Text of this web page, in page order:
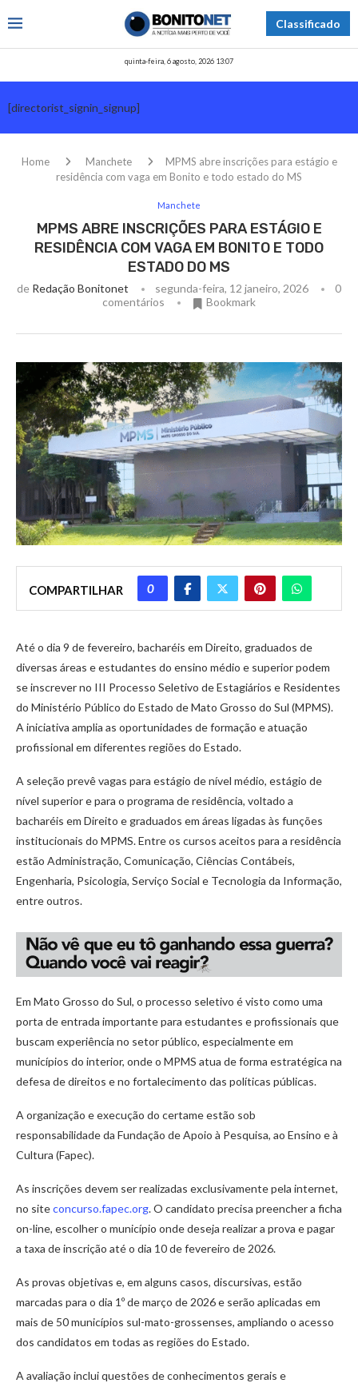
Classificado
quinta-feira, 6 agosto, 2026 13:07
[directorist_signin_signup]
Home Manchete
MPMS abre inscrições para estágio e
residência com vaga em Bonito e todo estado do MS
Manchete
MPMS ABRE INSCRIÇÕES PARA ESTÁGIO E
RESIDÊNCIA COM VAGA EM BONITO E TODO
ESTADO DO MS
de Redação Bonitonet segunda-feira, 12 janeiro, 2026
0
comentários
Bookmark
COMPARTILHAR 0
Até o dia 9 de fevereiro, bacharéis em Direito, graduados de
diversas áreas e estudantes do ensino médio e superior podem
se inscrever no III Processo Seletivo de Estagiários e Residentes
do Ministério Público do Estado de Mato Grosso do Sul (MPMS).
A iniciativa amplia as oportunidades de formação e atuação
profissional em diferentes regiões do Estado.
A seleção prevê vagas para estágio de nível médio, estágio de
nível superior e para o programa de residência, voltado a
bacharéis em Direito e graduados em áreas ligadas às funções
institucionais do MPMS. Entre os cursos aceitos para a residência
estão Administração, Comunicação, Ciências Contábeis,
Engenharia, Psicologia, Serviço Social e Tecnologia da Informação,
entre outros.
Em Mato Grosso do Sul, o processo seletivo é visto como uma
porta de entrada importante para estudantes e profissionais que
buscam experiência no setor público, especialmente em
municípios do interior, onde o MPMS atua de forma estratégica na
defesa de direitos e no fortalecimento das políticas públicas.
A organização e execução do certame estão sob
responsabilidade da Fundação de Apoio à Pesquisa, ao Ensino e à
Cultura (Fapec).
As inscrições devem ser realizadas exclusivamente pela internet,
no siteconcurso.fapec.org. O candidato precisa preencher a ficha
on-line, escolher o município onde deseja realizar a prova e pagar
a taxa de inscrição até o dia 10 de fevereiro de 2026.
As provas objetivas e, em alguns casos, discursivas, estão
marcadas para o dia 1º de março de 2026 e serão aplicadas em
mais de 50 municípios sul-mato-grossenses, ampliando o acesso
dos candidatos em todas as regiões do Estado.
A avaliação inclui questões de conhecimentos gerais e